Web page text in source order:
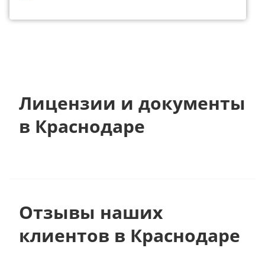
Лицензии и документы
в Краснодаре
Отзывы наших
клиентов в Краснодаре